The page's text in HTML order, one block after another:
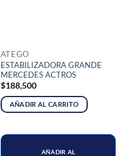
ATEGO
ESTABILIZADORA GRANDE
MERCEDES ACTROS
$188,500
AÑADIR AL CARRITO
AÑADIR AL